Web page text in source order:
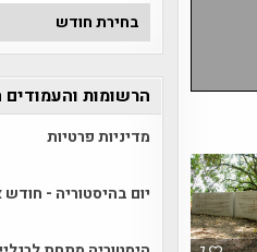
ארכיון
הכתבות
הרשומות והעמודים
מדיניות פרטיות
יום בהיסטוריה - חודש